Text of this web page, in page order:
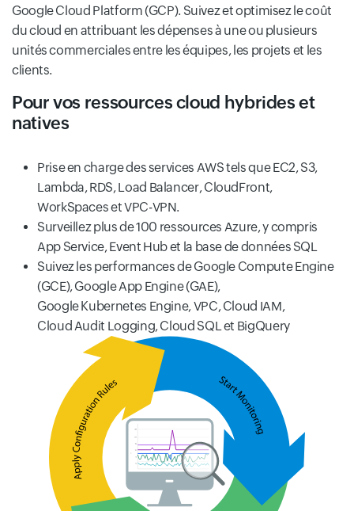
Google Cloud Platform (GCP). Suivez et optimisez le coût
du cloud en attribuant les dépenses à une ou plusieurs
unités commerciales entre les équipes, les projets et les
clients.
Pour vos ressources cloud hybrides et
natives
Prise en charge des services AWS tels que EC2, S3,
Lambda, RDS, Load Balancer, CloudFront,
WorkSpaces et VPC-VPN.
Surveillez plus de 100 ressources Azure, y compris
App Service, Event Hub et la base de données SQL
Suivez les performances de Google Compute Engine
(GCE), Google App Engine (GAE),
Google Kubernetes Engine, VPC, Cloud IAM,
Cloud Audit Logging, Cloud SQL et BigQuery